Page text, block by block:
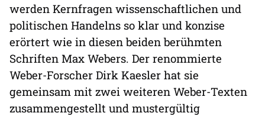
werden Kernfragen wissenschaftlichen und
politischen Handelns so klar und konzise
erörtert wie in diesen beiden berühmten
Schriften Max Webers. Der renommierte
Weber-Forscher Dirk Kaesler hat sie
gemeinsam mit zwei weiteren Weber-Texten
zusammengestellt und mustergültig